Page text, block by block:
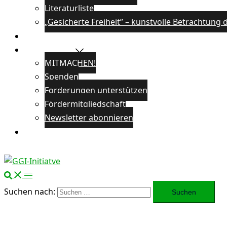
Literaturliste
„Gesicherte Freiheit” – kunstvolle Betrachtung
Veranstaltungen
Unterstützen
MITMACHEN!
Spenden
Forderungen unterstützen
Fördermitgliedschaft
Newsletter abonnieren
Öffentlichkeitsarbeit
Suchen nach: